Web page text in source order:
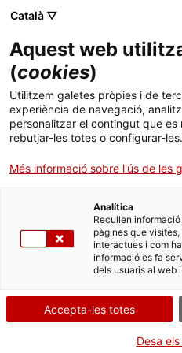
Cercar a tota la web
TANQUEM PER TORNAR
El MNACTEC està tancat
setembre de 2026.
recursos en línia
Català ▽
Aquest web
(cookies)
Utilitzem galetes pròpies i de
experiència de navegació,
personalitzar el contingut que
rebutjar-les totes o configurar-les.
Més informació sobre l'ús de les
Analítica
Recullen
pàgines que
interactues i com
informació es fa
dels usuaris al web
Accepta-les totes
Desa